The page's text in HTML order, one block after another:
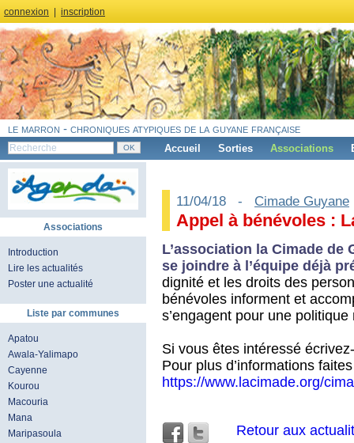
connexion inscription
le marron - chroniques atypiques de la guyane française
Accueil Sorties Associations
Associations
Introduction
Lire les actualités
Poster une actualité
Liste par communes
Apatou
Awala-Yalimapo
Cayenne
Kourou
Macouria
Mana
Maripasoula
11/04/18 - Cimade Guyane
Appel à bénévoles :
L’association la Cimade de
se joindre à l’équipe déjà
dignité et les droits des
bénévoles informent et
s’engagent pour une
Si vous êtes intéressé
Pour plus d’informations
https://www.lacimade.org/
Retour aux